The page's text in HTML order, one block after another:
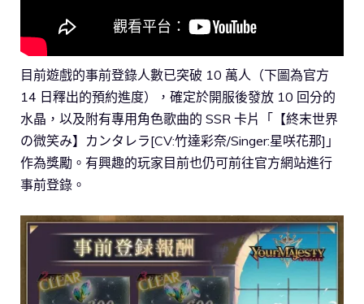
目前遊戲的事前登錄人數已突破 10 萬人（下圖為官方
14 日釋出的預約進度），確定於開服後發放 10 回分的
水晶，以及附有專用角色歌曲的 SSR 卡片「【終末世界
の微笑み】カンタレラ[CV:竹達彩奈/Singer:星咲花那]」
作為獎勵。有興趣的玩家目前也仍可前往官方網站進行
事前登錄。